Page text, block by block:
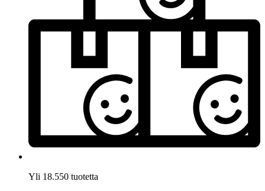
Yli 18.550 tuotetta